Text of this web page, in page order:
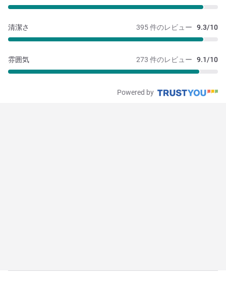
395 件のレビュー 9.3/10
清潔さ
273 件のレビュー 9.1/10
雰囲気
Powered by